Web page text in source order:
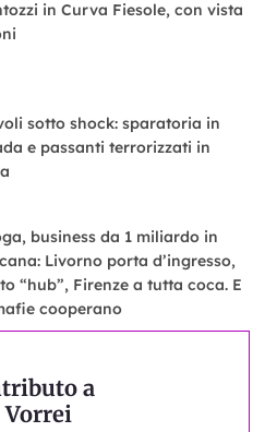
in Curva Fiesole, con vista
sotto shock: sparatoria in
e passanti terrorizzati in
business da 1 miliardo in
Livorno porta d’ingresso,
“hub”, Firenze a tutta coca. E
cooperano
a
Vorrei